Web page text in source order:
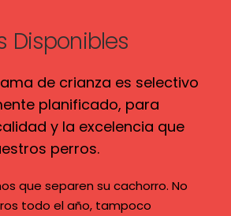
Disponibles
de crianza es selectivo
planificado, para
y la excelencia que
perros.
que separen su cachorro. No
todo el año, tampoco